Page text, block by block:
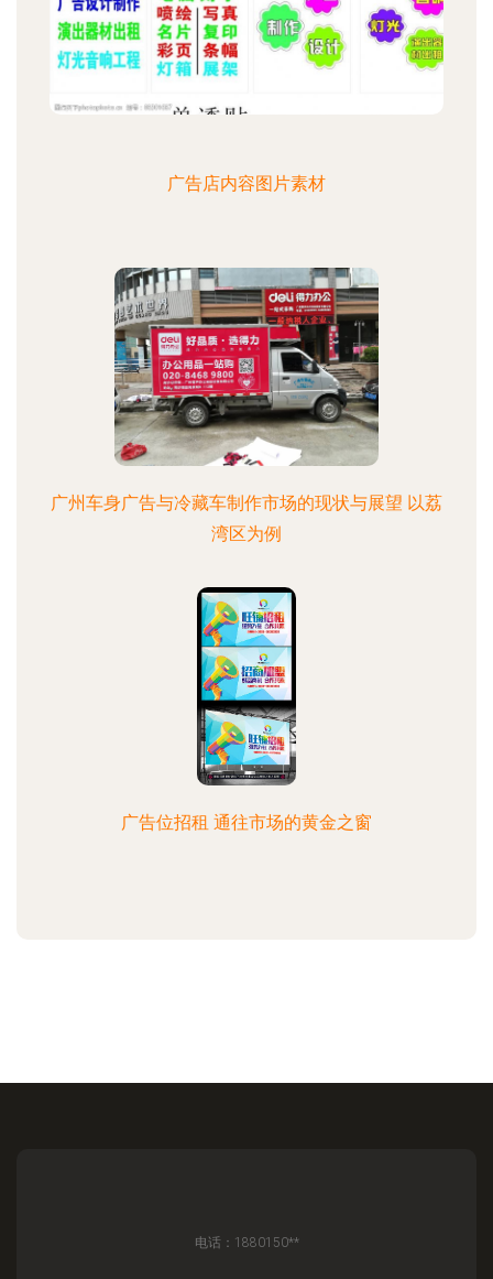
广告店内容图片素材
广州车身广告与冷藏车制作市场的现状与展望 以荔
湾区为例
广告位招租 通往市场的黄金之窗
电话：1880150**